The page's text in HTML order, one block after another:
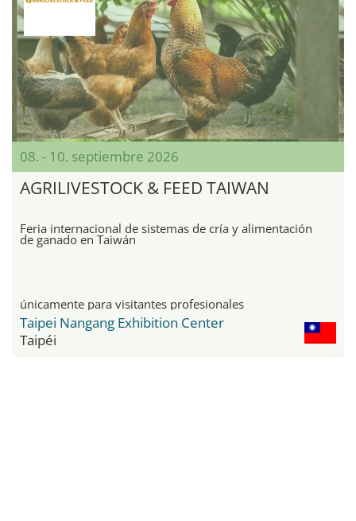
08. - 10. septiembre 2026
AGRILIVESTOCK & FEED TAIWAN
Feria internacional de sistemas de cría y alimentación
de ganado en Taiwán
únicamente para visitantes profesionales
Taipei Nangang Exhibition Center
Taipéi